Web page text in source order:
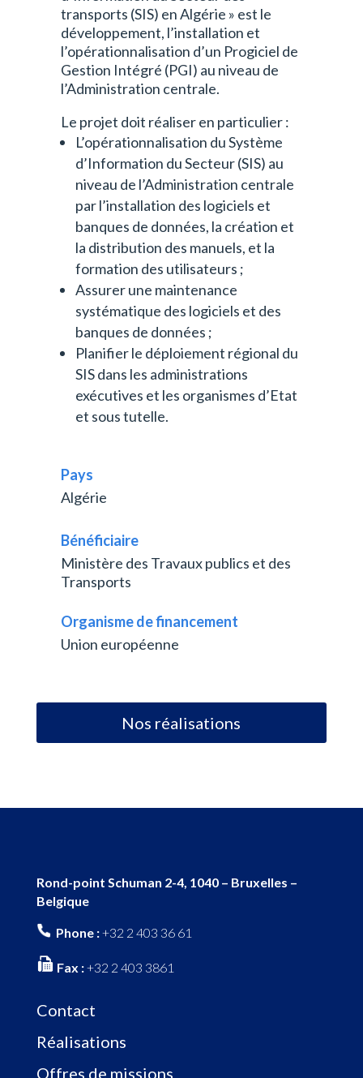
transports (SIS) en Algérie » est le
développement, l’installation et
l’opérationnalisation d’un Progiciel de
Gestion Intégré (PGI) au niveau de
l’Administration centrale.
Le projet doit réaliser en particulier :
L’opérationnalisation du Système
d’Information du Secteur (SIS) au
niveau de l’Administration centrale
par l’installation des logiciels et
banques de données, la création et
la distribution des manuels, et la
formation des utilisateurs ;
Assurer une maintenance
systématique des logiciels et des
banques de données ;
Planifier le déploiement régional du
SIS dans les administrations
exécutives et les organismes d’Etat
et sous tutelle.
Pays
Algérie
Bénéficiaire
Ministère des Travaux publics et des
Transports
Organisme de financement
Union européenne
Nos réalisations
Rond-point Schuman 2-4, 1040 – Bruxelles –
Belgique
Phone :+32 2 403 36 61
Fax :+32 2 403 3861
Contact
Réalisations
Offres de missions